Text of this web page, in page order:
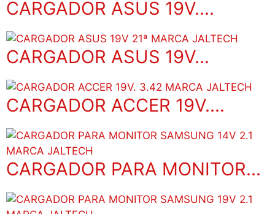
CARGADOR ASUS 19V....
CARGADOR ASUS 19V...
CARGADOR ACCER 19V....
CARGADOR PARA MONITOR...